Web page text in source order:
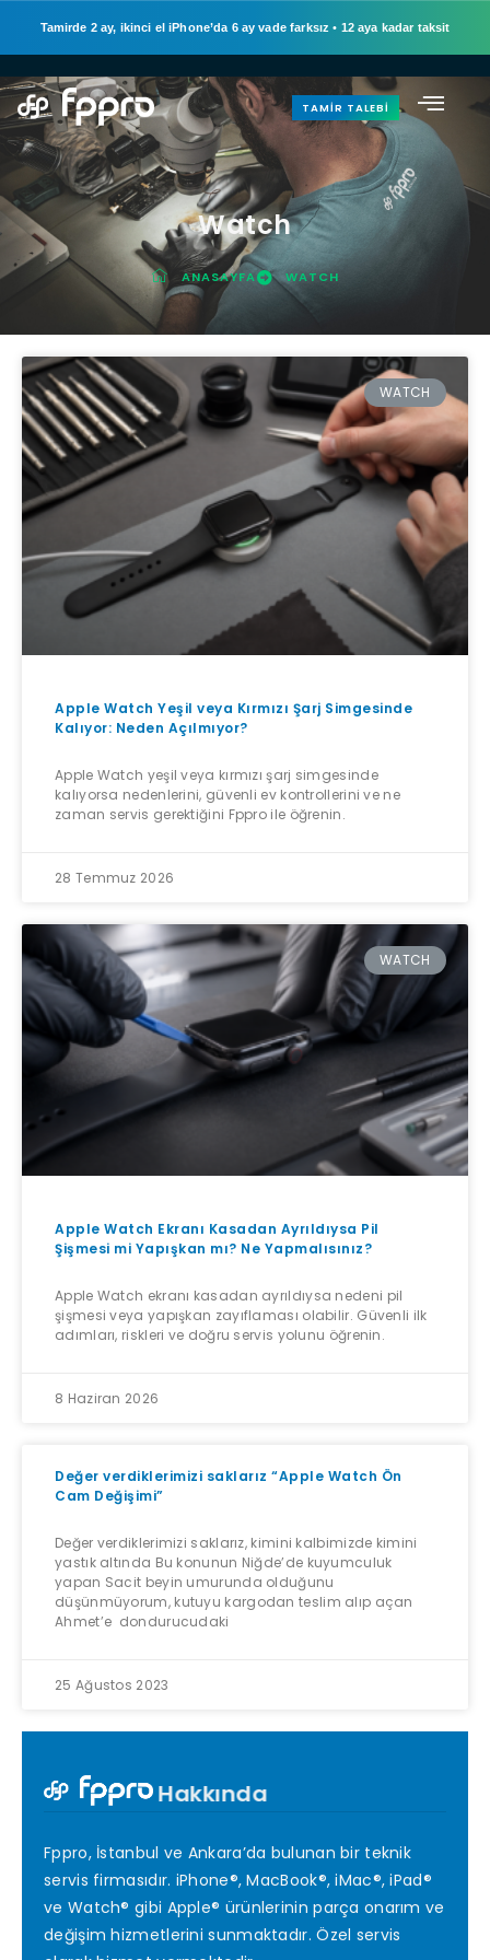
Tamirde 2 ay, ikinci el iPhone’da 6 ay vade farksız • 12 aya kadar taksit
TAMIR TALEBI
Watch
ANASAYFA WATCH
WATCH
Apple Watch Yeşil veya Kırmızı Şarj Simgesinde
Kalıyor: Neden Açılmıyor?
Apple Watch yeşil veya kırmızı şarj simgesinde
kalıyorsa nedenlerini, güvenli ev kontrollerini ve ne
zaman servis gerektiğini Fppro ile öğrenin.
28 Temmuz 2026
WATCH
Apple Watch Ekranı Kasadan Ayrıldıysa Pil
Şişmesi mi Yapışkan mı? Ne Yapmalısınız?
Apple Watch ekranı kasadan ayrıldıysa nedeni pil
şişmesi veya yapışkan zayıflaması olabilir. Güvenli ilk
adımları, riskleri ve doğru servis yolunu öğrenin.
8 Haziran 2026
Değer verdiklerimizi saklarız “Apple Watch Ön
Cam Değişimi”
Değer verdiklerimizi saklarız, kimini kalbimizde kimini
yastık altında Bu konunun Niğde’de kuyumculuk
yapan Sacit beyin umurunda olduğunu
düşünmüyorum, kutuyu kargodan teslim alıp açan
Ahmet’e dondurucudaki
25 Ağustos 2023
Hakkında
Fppro, İstanbul ve Ankara’da bulunan bir teknik
servis firmasıdır. iPhone®, MacBook®, iMac®, iPad®
ve Watch® gibi Apple® ürünlerinin parça onarım ve
değişim hizmetlerini sunmaktadır. Özel servis